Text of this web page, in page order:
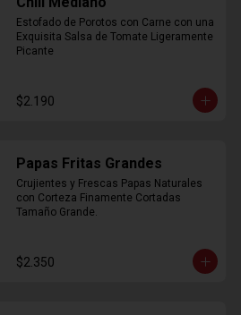
Estofado de Porotos con Carne con una
Exquisita Salsa de Tomate Ligeramente
Picante
$2.190
Papas Fritas Grandes
Crujientes y Frescas Papas Naturales
con Corteza Finamente Cortadas
Tamaño Grande.
$2.350